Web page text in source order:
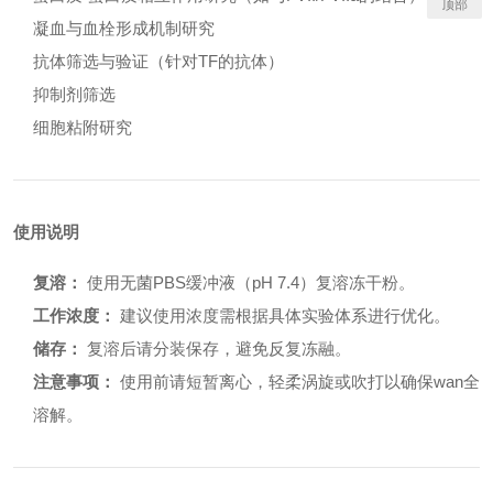
凝血与血栓形成机制研究
抗体筛选与验证（针对TF的抗体）
抑制剂筛选
细胞粘附研究
使用说明
复溶： 使用无菌PBS缓冲液（pH 7.4）复溶冻干粉。
工作浓度： 建议使用浓度需根据具体实验体系进行优化。
储存： 复溶后请分装保存，避免反复冻融。
注意事项： 使用前请短暂离心，轻柔涡旋或吹打以确保wan全
溶解。
顶部